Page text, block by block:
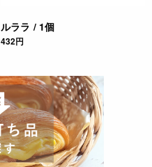
ルララ / 1個
432円